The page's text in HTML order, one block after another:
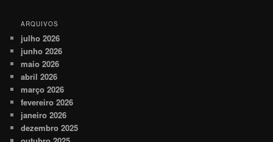
ARQUIVOS
julho 2026
junho 2026
maio 2026
abril 2026
março 2026
fevereiro 2026
janeiro 2026
dezembro 2025